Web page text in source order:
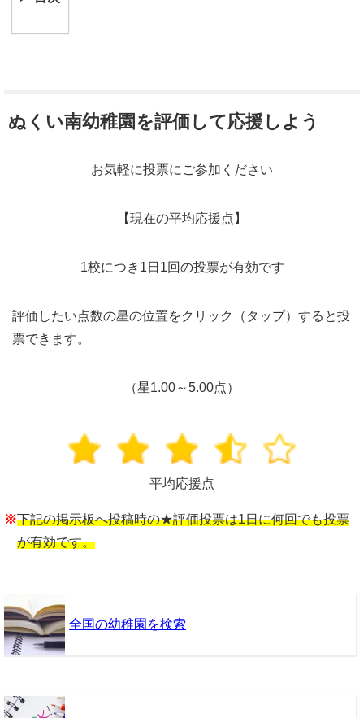
ぬくい南幼稚園を評価して応援しよう
お気軽に投票にご参加ください
【現在の平均応援点】
1校につき1日1回の投票が有効です
評価したい点数の星の位置をクリック（タップ）すると投
票できます。
（星1.00～5.00点）
平均応援点
※下記の掲示板へ投稿時の★評価投票は1日に何回でも投票
が有効です。
全国の幼稚園を検索